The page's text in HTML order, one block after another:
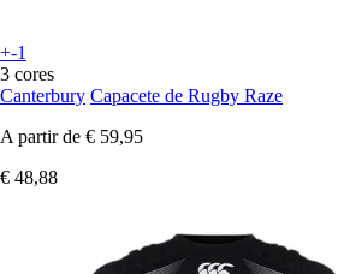
+-1
3 cores
Canterbury Capacete de Rugby Raze
A partir de € 59,95
€ 48,88